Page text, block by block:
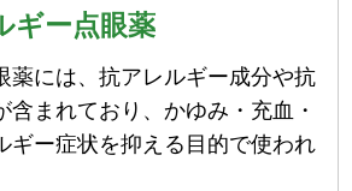
ギー点眼薬
薬には、抗アレルギー成分や抗
含まれており、かゆみ・充血・
ギー症状を抑える目的で使われ